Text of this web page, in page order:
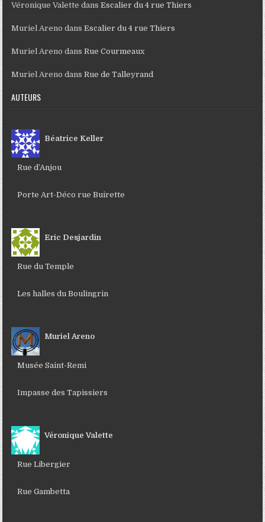
Véronique Valette dansEscalier du 4 rue Thiers
Muriel Areno dansEscalier du 4 rue Thiers
Muriel Areno dansRue Courmeaux
Muriel Areno dansRue de Talleyrand
AUTEURS
Béatrice Keller
Rue d’Anjou
Porte Art-Déco rue Buirette
Eric Desjardin
Rue du Temple
Les halles du Boulingrin
Muriel Areno
Musée Saint-Remi
Impasse des Tapissiers
Véronique Valette
Rue Libergier
Rue Gambetta